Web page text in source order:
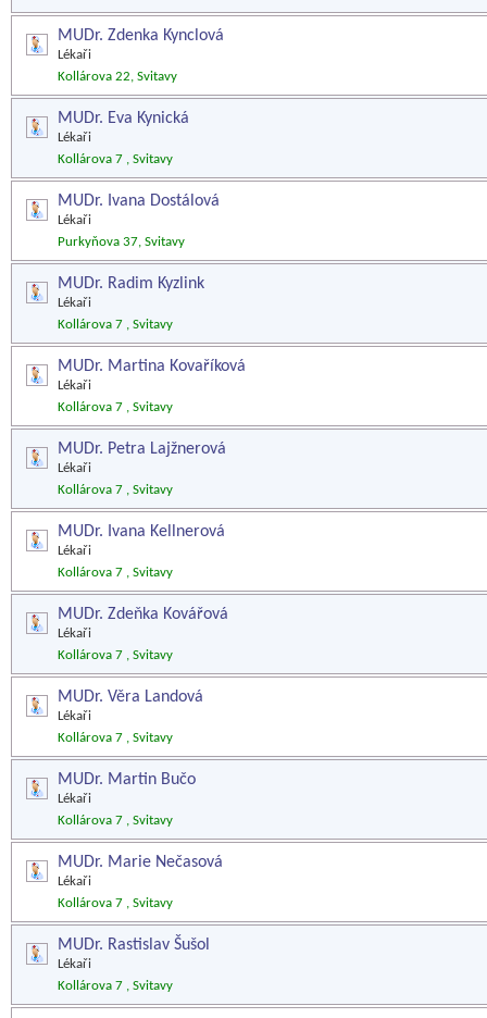
MUDr. Zdenka Kynclová
Lékaři
Kollárova 22, Svitavy
MUDr. Eva Kynická
Lékaři
Kollárova 7 , Svitavy
MUDr. Ivana Dostálová
Lékaři
Purkyňova 37, Svitavy
MUDr. Radim Kyzlink
Lékaři
Kollárova 7 , Svitavy
MUDr. Martina Kovaříková
Lékaři
Kollárova 7 , Svitavy
MUDr. Petra Lajžnerová
Lékaři
Kollárova 7 , Svitavy
MUDr. Ivana Kellnerová
Lékaři
Kollárova 7 , Svitavy
MUDr. Zdeňka Kovářová
Lékaři
Kollárova 7 , Svitavy
MUDr. Věra Landová
Lékaři
Kollárova 7 , Svitavy
MUDr. Martin Bučo
Lékaři
Kollárova 7 , Svitavy
MUDr. Marie Nečasová
Lékaři
Kollárova 7 , Svitavy
MUDr. Rastislav Šušol
Lékaři
Kollárova 7 , Svitavy